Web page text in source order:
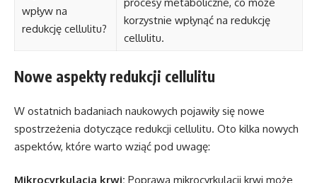
wpływ na
redukcję cellulitu?
korzystnie wpłynąć na redukcję
cellulitu.
Nowe aspekty redukcji cellulitu
W ostatnich badaniach naukowych pojawiły się nowe
spostrzeżenia dotyczące redukcji cellulitu. Oto kilka nowych
aspektów, które warto wziąć pod uwagę:
Mikrocyrkulacja krwi: Poprawa mikrocyrkulacji krwi może